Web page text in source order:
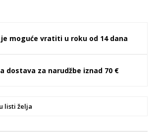
moguće vratiti u roku od 14 dana
dostava za narudžbe iznad 70 €
listi želja